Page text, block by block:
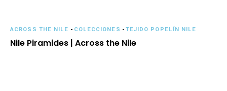
ACROSS THE NILE - COLECCIONES -TEJIDO POPELÍN NILE
Nile Piramides | Across the Nile